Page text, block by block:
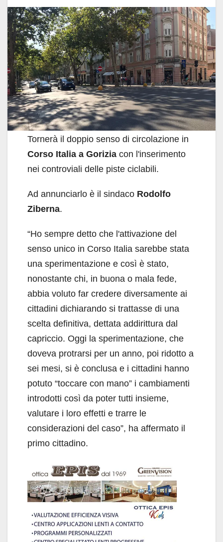
c
e
b
o
o
k
at
s
A
p
p
k
e
dI
n
ail n
di
vi
di
Tornerà il doppio senso di circolazione in
Corso Italia a Gorizia con l'inserimento
nei controviali delle piste ciclabili.
Ad annunciarlo è il sindaco Rodolfo
Ziberna.
“Ho sempre detto che l'attivazione del
senso unico in Corso Italia sarebbe stata
una sperimentazione e così è stato,
nonostante chi, in buona o mala fede,
abbia voluto far credere diversamente ai
cittadini dichiarando si trattasse di una
scelta definitiva, dettata addirittura dal
capriccio. Oggi la sperimentazione, che
doveva protrarsi per un anno, poi ridotto a
sei mesi, si è conclusa e i cittadini hanno
potuto “toccare con mano” i cambiamenti
introdotti così da poter tutti insieme,
valutare i loro effetti e trarre le
considerazioni del caso”, ha affermato il
primo cittadino.